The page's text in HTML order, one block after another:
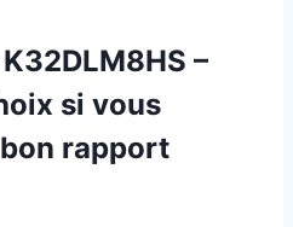
–
si vous
rapport